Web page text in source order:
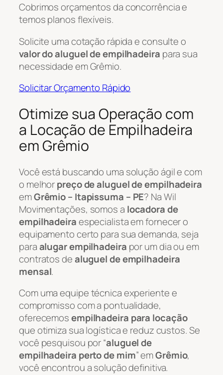
Cobrimos orçamentos da concorrência e
temos planos flexíveis.
Solicite uma cotação rápida e consulte o
valor do aluguel de empilhadeira para sua
necessidade em Grêmio.
Solicitar Orçamento Rápido
Otimize sua Operação com
a Locação de Empilhadeira
em Grêmio
Você está buscando uma solução ágil e com
o melhorpreço de aluguel de empilhadeira
emGrêmio – Itapissuma – PE? Na Wil
Movimentações, somos a locadora de
empilhadeiraespecialista em fornecer o
equipamento certo para sua demanda, seja
paraalugar empilhadeira por um dia ou em
contratos dealuguel de empilhadeira
mensal.
Com uma equipe técnica experiente e
compromisso com a pontualidade,
oferecemosempilhadeira para locação
que otimiza sua logística e reduz custos. Se
você pesquisou por “aluguel de
empilhadeira perto de mim” emGrêmio,
você encontrou a solução definitiva.